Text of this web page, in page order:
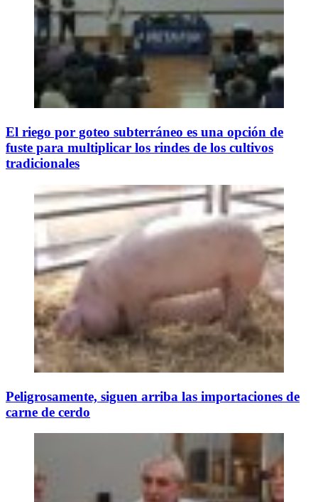
El riego por goteo subterráneo es una opción de
fuste para multiplicar los rindes de los cultivos
tradicionales
Peligrosamente, siguen arriba las importaciones de
carne de cerdo